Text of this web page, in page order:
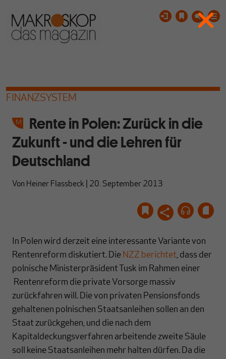
FINANZSYSTEM
Rente in Polen: Zurück in die
Zukunft - und die Lehren für
Deutschland
Von Heiner Flassbeck 20. September 2013
In Polen wird derzeit eine interessante Variante von
Rentenreform diskutiert. Die NZZ berichtet, dass der
polnische Ministerpräsident Tusk im Rahmen einer
Rentenreform die private Vorsorge massiv
zurückfahren will. Die von privaten Pensionsfonds
gehaltenen polnischen Staatsanleihen sollen an den
Staat zurückgehen, und die nach dem
Kapitaldeckungsverfahren arbeitende zweite Säule
soll keine Staatsanleihen mehr halten dürfen. Da die